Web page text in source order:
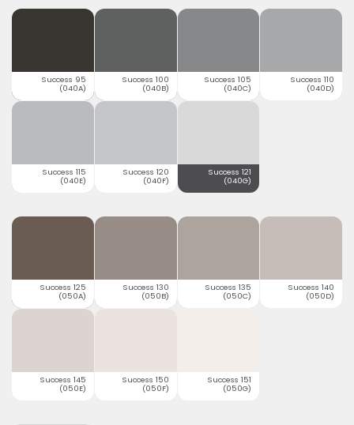
Success 95
(040A)
Success 100
(040B)
Success 105
(040C)
Success 110
(040D)
Success 115
(040E)
Success 120
(040F)
Success 121
(040G)
Success 125
(050A)
Success 130
(050B)
Success 135
(050C)
Success 140
(050D)
Success 145
(050E)
Success 150
(050F)
Success 151
(050G)